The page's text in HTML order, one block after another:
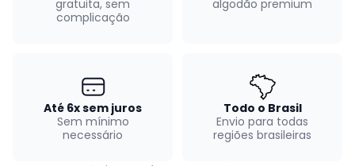
gratuita, sem
complicação
algodão premium
Até 6x sem juros
Sem mínimo
necessário
Todo o Brasil
Envio para todas
regiões brasileiras